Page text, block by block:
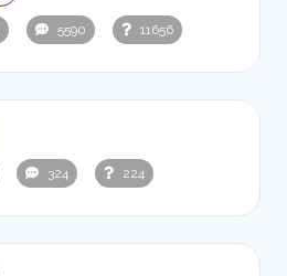
5590 11656
324 224